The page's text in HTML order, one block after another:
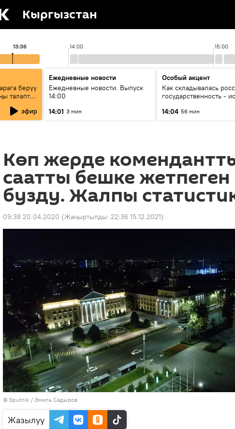
Кыргызстан
14:00 15:00
13:36
берүү
талаптар
эфир
Ежедневные новости
Ежедневные новости. Выпуск
14:00
14:01 3 мин
Особый акцент
Как складывалась
государственность -
глазами аналитиков
14:04 56 мин
Көп жерде
саатты бешке
бузду. Жалпы
09:38 20.04.2020 (Жаңыртылды: 22:36 15.12.2021)
© Sputnik / Эмиль Садыров
Жазылуу